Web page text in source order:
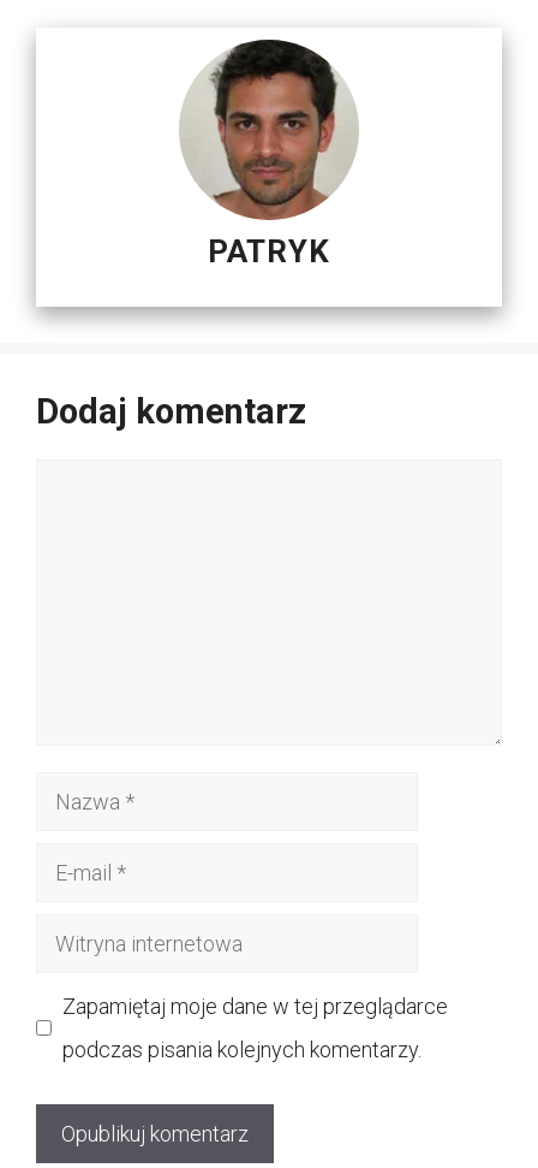
PATRYK
Dodaj komentarz
Nazwa
Witryna
Zapamiętaj moje dane w tej przeglądarce
podczas pisania kolejnych komentarzy.